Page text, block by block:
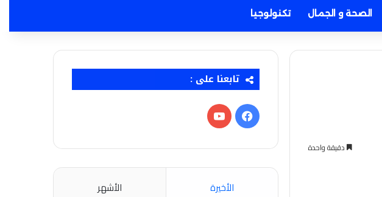
الصحة و الجمال تكنولوجيا
دقيقة واحدة
تابعنا على :
فيسبوك‫YouTube
الأخيرة الأشهر